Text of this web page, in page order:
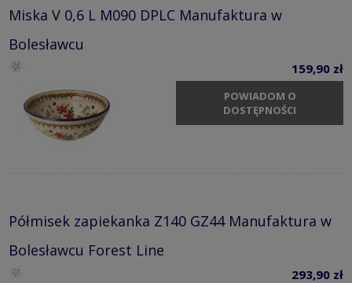
Miska V 0,6 L M090 DPLC Manufaktura w
Bolesławcu
159,90 zł
POWIADOM O
DOSTĘPNOŚCI
Półmisek zapiekanka Z140 GZ44 Manufaktura w
Bolesławcu Forest Line
293,90 zł